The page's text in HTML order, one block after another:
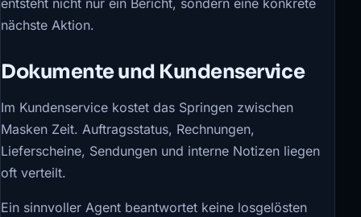
entsteht nicht nur ein Bericht, sondern eine konkrete
nächste Aktion.
Dokumente und Kundenservice
Im Kundenservice kostet das Springen zwischen
Masken Zeit. Auftragsstatus, Rechnungen,
Lieferscheine, Sendungen und interne Notizen liegen
oft verteilt.
Ein sinnvoller Agent beantwortet keine losgelösten